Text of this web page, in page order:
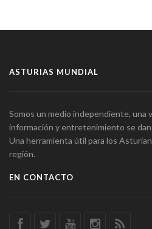
ASTURIAS MUNDIAL
Somos un medio independiente, una
información y entretenimiento se dan
Una herramienta útil para los
región.
EN CONTACTO